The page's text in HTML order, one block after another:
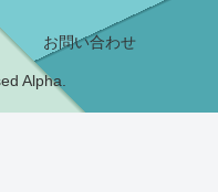
お問い合わせ
Alpha.